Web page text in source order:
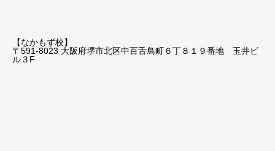
【なかもず校】
〒591-8023 大阪府堺市北区中百舌鳥町６丁８１９番地 玉井ビ
ル３F